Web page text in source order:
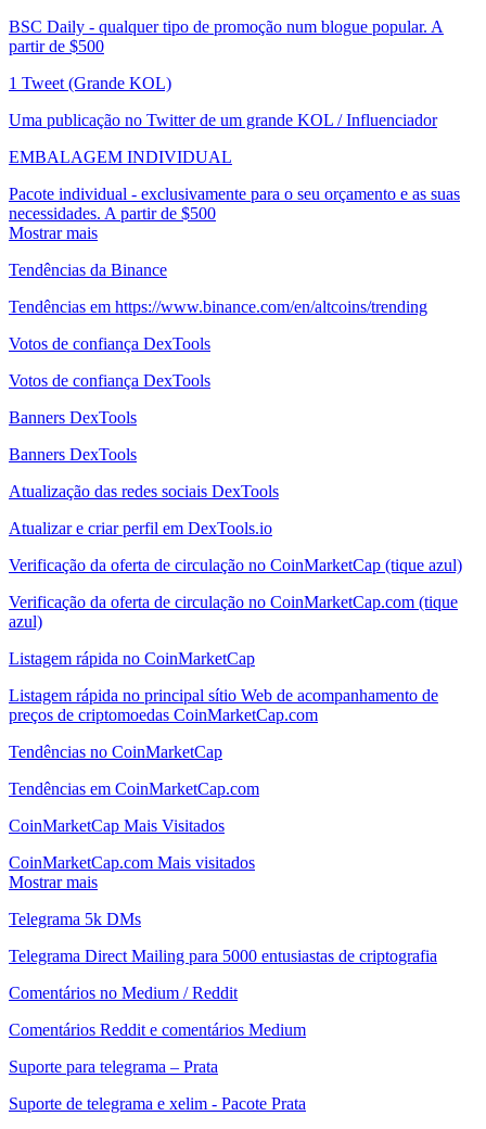
BSC Daily - qualquer tipo de promoção num blogue popular. A
partir de $500
1 Tweet (Grande KOL)
Uma publicação no Twitter de um grande KOL / Influenciador
EMBALAGEM INDIVIDUAL
Pacote individual - exclusivamente para o seu orçamento e as suas
necessidades. A partir de $500
Mostrar mais
Tendências da Binance
Tendências em https://www.binance.com/en/altcoins/trending
Votos de confiança DexTools
Votos de confiança DexTools
Banners DexTools
Banners DexTools
Atualização das redes sociais DexTools
Atualizar e criar perfil em DexTools.io
Verificação da oferta de circulação no CoinMarketCap (tique azul)
Verificação da oferta de circulação no CoinMarketCap.com (tique
azul)
Listagem rápida no CoinMarketCap
Listagem rápida no principal sítio Web de acompanhamento de
preços de criptomoedas CoinMarketCap.com
Tendências no CoinMarketCap
Tendências em CoinMarketCap.com
CoinMarketCap Mais Visitados
CoinMarketCap.com Mais visitados
Mostrar mais
Telegrama 5k DMs
Telegrama Direct Mailing para 5000 entusiastas de criptografia
Comentários no Medium / Reddit
Comentários Reddit e comentários Medium
Suporte para telegrama – Prata
Suporte de telegrama e xelim - Pacote Prata